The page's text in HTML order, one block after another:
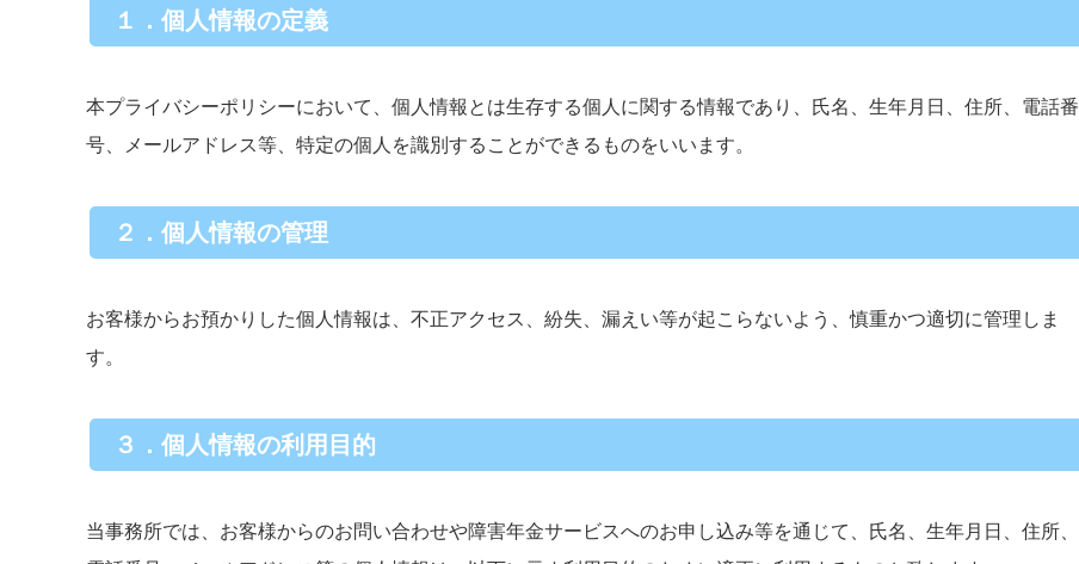
１．個人情報の定義
本プライバシーポリシーにおいて、個人情報とは生存する個人に関する情報であり、氏名、生年月日、住所、電話番
号、メールアドレス等、特定の個人を識別することができるものをいいます。
２．個人情報の管理
お客様からお預かりした個人情報は、不正アクセス、紛失、漏えい等が起こらないよう、慎重かつ適切に管理しま
す。
３．個人情報の利用目的
当事務所では、お客様からのお問い合わせや障害年金サービスへのお申し込み等を通じて、氏名、生年月日、住所、